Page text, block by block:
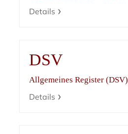
Details
DSV
Allgemeines Register (DSV)
Details